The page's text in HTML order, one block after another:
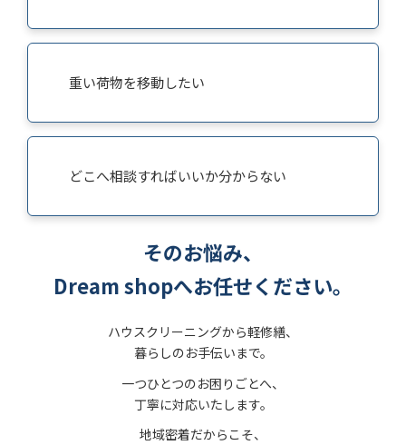
重い荷物を移動したい
どこへ相談すればいいか分からない
そのお悩み、
Dream shopへお任せください。
ハウスクリーニングから軽修繕、
暮らしのお手伝いまで。
一つひとつのお困りごとへ、
丁寧に対応いたします。
地域密着だからこそ、